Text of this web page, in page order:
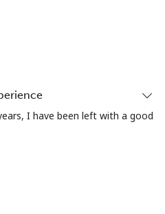
333 min por ⁦$5⁩
I have been left with a good